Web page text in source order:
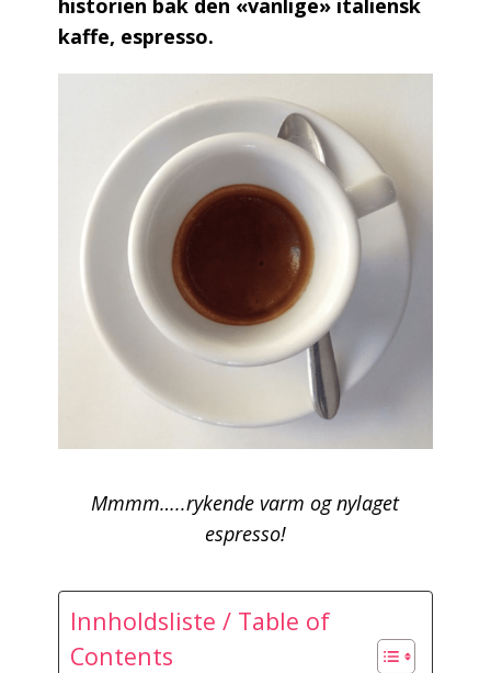
historien bak den «vanlige» italiensk
kaffe, espresso.
Mmmm…..rykende varm og nylaget
espresso!
Innholdsliste / Table of
Contents